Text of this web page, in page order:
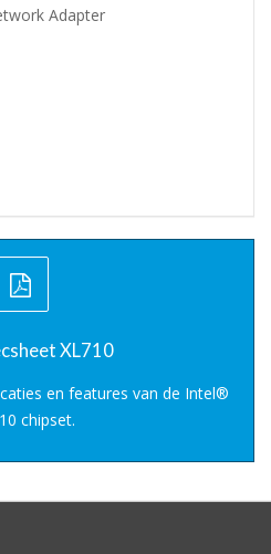
Adapter
XL710
en features van de Intel®
chipset.